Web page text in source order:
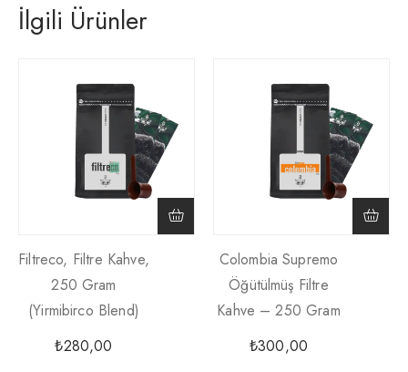
İlgili Ürünler
Filtreco, Filtre Kahve,
250 Gram
(yirmibirco Blend)
₺280,00
Colombia Supremo
Öğütülmüş Filtre
Kahve – 250 Gram
₺300,00